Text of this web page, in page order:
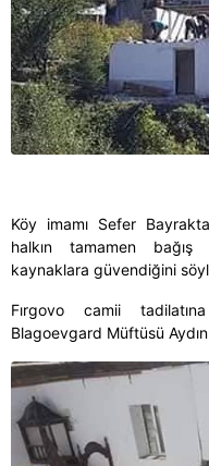
Köy imamı Sefer
halkın tamamen bağış
kaynaklara güvendiğini
Fırgovo camii
Blagoevgard Müftüsü